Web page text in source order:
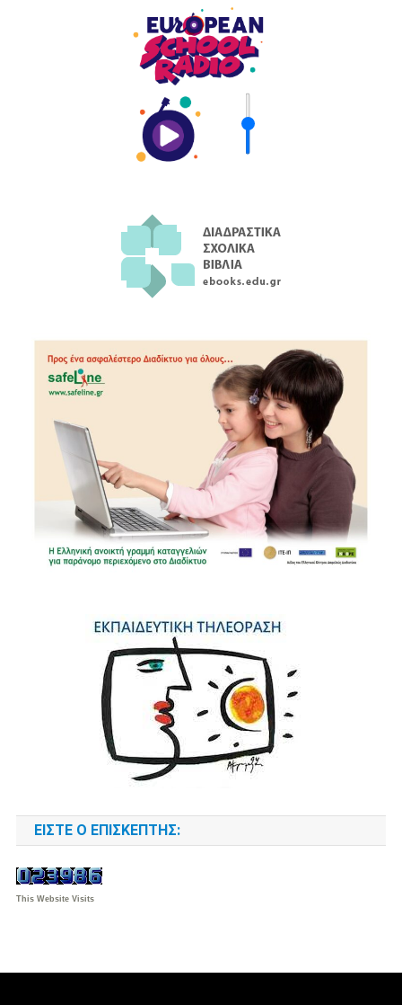
ΕΊΣΤΕ Ο ΕΠΙΣΚΈΠΤΗΣ:
This Website Visits